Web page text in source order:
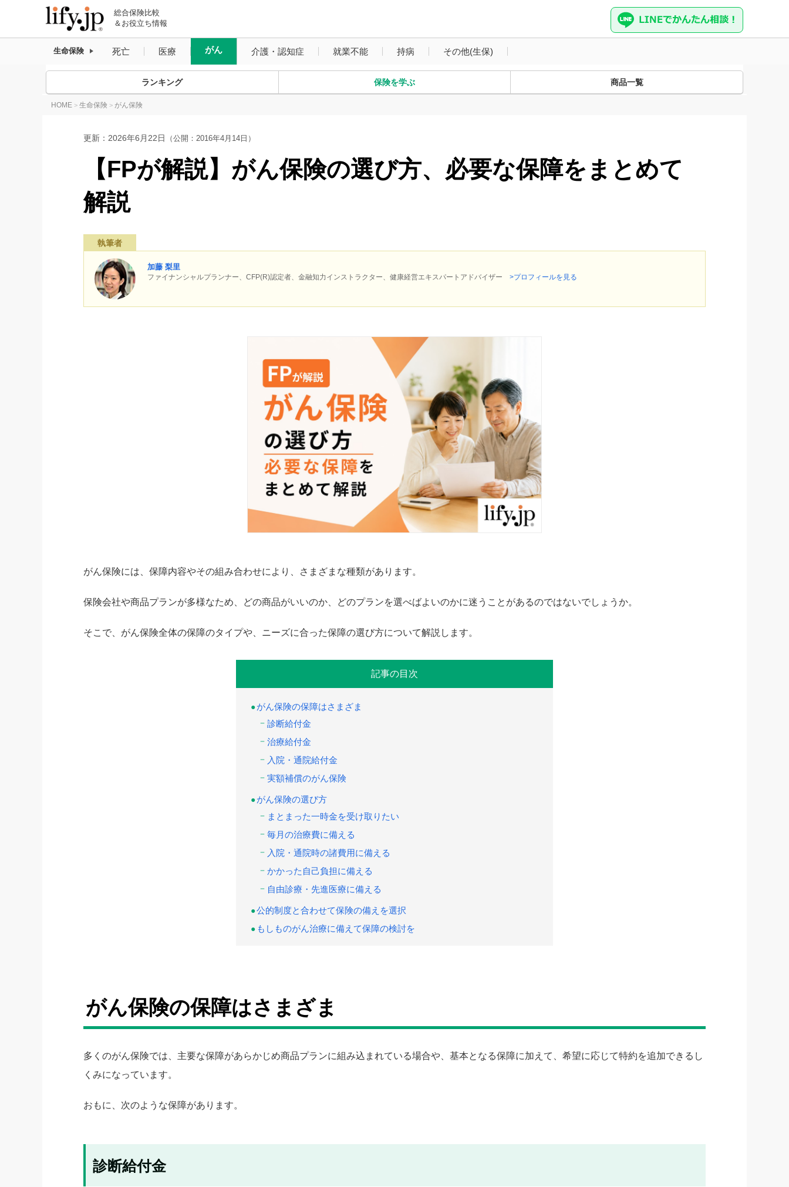
総合保険比較
＆お役立ち情報
生命保険 死亡 医療 がん 介護・認知症 就業不能 持病 その他(生保)
がん保険
ランキング 保険を学ぶ 商品一覧
HOME > 生命保険 > がん保険
更新： 2026年6月22日 （公開：2016年4月14日）
【FPが解説】がん保険の選び方、必要な保障をまとめて
解説
執筆者
加藤 梨里
ファイナンシャルプランナー、CFP(R)認定者、金融知力インストラクター、健康経営エキスパートアドバイザー >プロフィールを見る
がん保険には、保障内容やその組み合わせにより、さまざまな種類があります。
保険会社や商品プランが多様なため、どの商品がいいのか、どのプランを選べばよいのかに迷うことがあるのではないでしょうか。
そこで、がん保険全体の保障のタイプや、ニーズに合った保障の選び方について解説します。
記事の目次
がん保険の保障はさまざま
診断給付金
治療給付金
入院・通院給付金
実額補償のがん保険
がん保険の選び方
まとまった一時金を受け取りたい
毎月の治療費に備える
入院・通院時の諸費用に備える
かかった自己負担に備える
自由診療・先進医療に備える
公的制度と合わせて保険の備えを選択
もしものがん治療に備えて保障の検討を
がん保険の保障はさまざま
多くのがん保険では、主要な保障があらかじめ商品プランに組み込まれている場合や、基本となる保障に加えて、希望に応じて特約を追加できるし
くみになっています。
おもに、次のような保障があります。
診断給付金